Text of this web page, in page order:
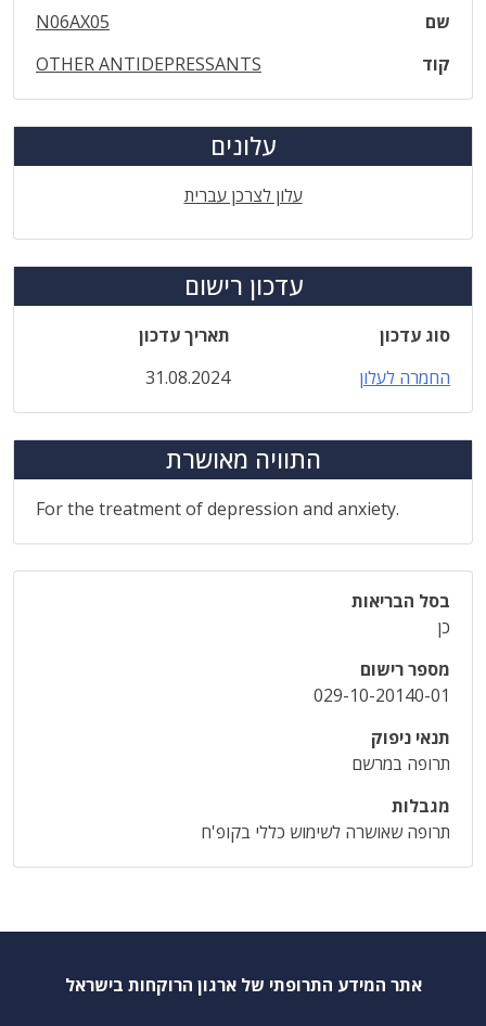
שם
N06AX05
קוד
OTHER ANTIDEPRESSANTS
עלונים
עלון לצרכן עברית
עדכון רישום
סוג עדכון
תאריך עדכון
החמרה לעלון
31.08.2024
התוויה מאושרת
For the treatment of depression and anxiety.
בסל הבריאות
כן
מספר רישום
029-10-20140-01
תנאי ניפוק
תרופה במרשם
מגבלות
תרופה שאושרה לשימוש כללי בקופ'ח
אתר המידע התרופתי של ארגון הרוקחות בישראל